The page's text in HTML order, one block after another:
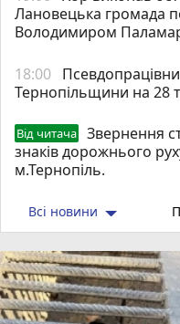
Лановецька громада
Володимиром
18:00
Тернопільщини на 28
Від читача
Звернення
знаків дорожнього
м.Тернопіль.
Всі новини